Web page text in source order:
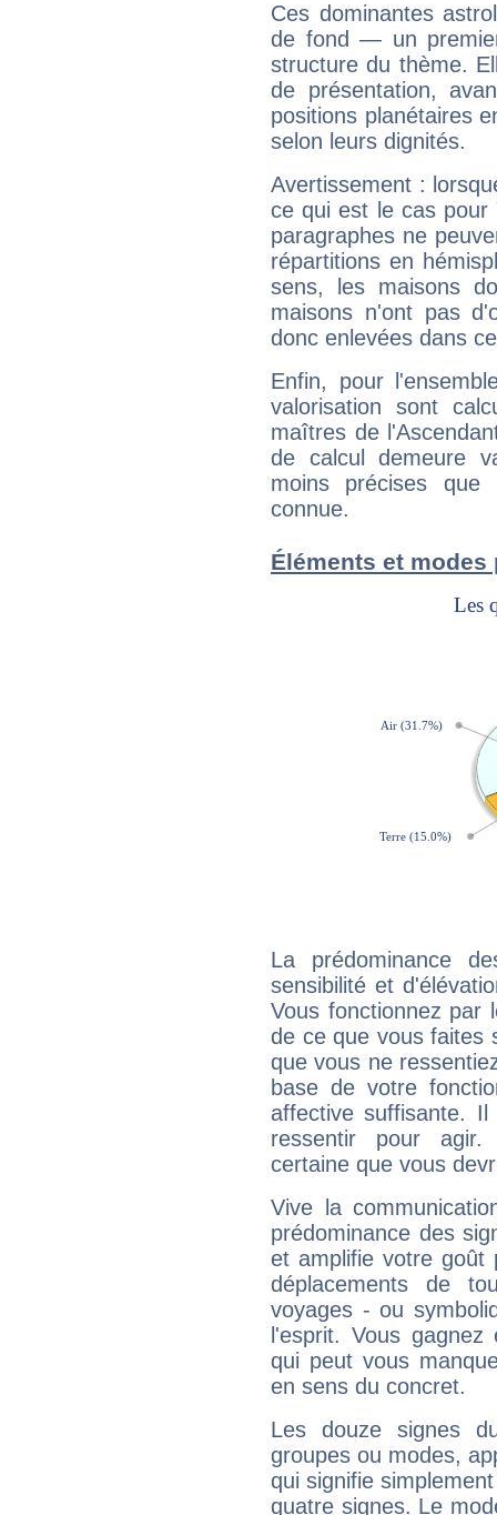
Ces dominantes
de fond — un
structure du thème.
de présentation,
positions planétaires
selon leurs dignités.
Avertissement :
ce qui est le cas pour
paragraphes ne
répartitions en
sens, les maisons
maisons n'ont pas
donc enlevées dans
Enfin, pour
valorisation sont
maîtres de
de calcul demeure
moins précises que
connue.
Éléments et
La prédominance
sensibilité et
Vous fonctionnez
de ce que vous faites
que vous ne
base de votre
affective suffisante.
ressentir pour agir.
certaine que vous
Vive la
prédominance des
et amplifie votre goût
déplacements de
voyages - ou
l'esprit. Vous
qui peut vous
en sens du concret.
Les douze signes
groupes ou modes,
qui signifie
quatre signes. Le